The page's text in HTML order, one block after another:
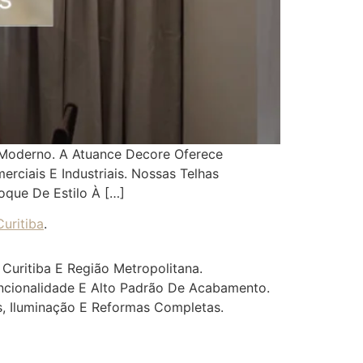
A Atuance Decore Oferece
E Industriais. Nossas Telhas
De Estilo À […]
.
E Região Metropolitana.
E Alto Padrão De Acabamento.
E Reformas Completas.